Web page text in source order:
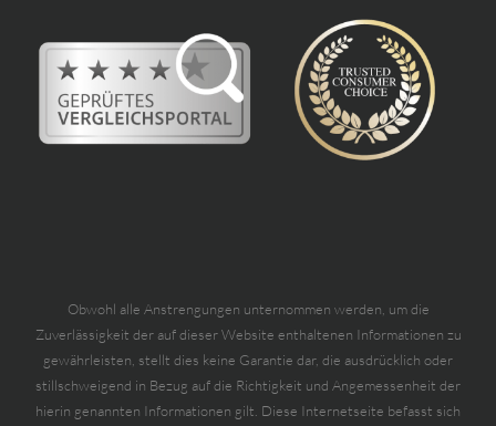
Obwohl alle Anstrengungen unternommen werden, um die
Zuverlässigkeit der auf dieser Website enthaltenen Informationen zu
gewährleisten, stellt dies keine Garantie dar, die ausdrücklich oder
stillschweigend in Bezug auf die Richtigkeit und Angemessenheit der
hierin genannten Informationen gilt. Diese Internetseite befasst sich